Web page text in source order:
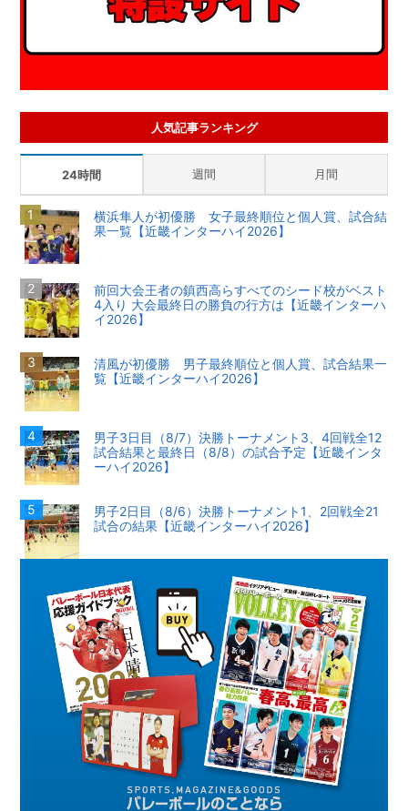
人気記事ランキング
24時間 週間 月間
横浜隼人が初優勝 女子最終順位と個人賞、試合結
果一覧【近畿インターハイ2026】
前回大会王者の鎮西高らすべてのシード校がベスト
4入り 大会最終日の勝負の行方は【近畿インターハ
イ2026】
清風が初優勝 男子最終順位と個人賞、試合結果一
覧【近畿インターハイ2026】
男子3日目（8/7）決勝トーナメント3、4回戦全12
試合結果と最終日（8/8）の試合予定【近畿インタ
ーハイ2026】
男子2日目（8/6）決勝トーナメント1、2回戦全21
試合の結果【近畿インターハイ2026】